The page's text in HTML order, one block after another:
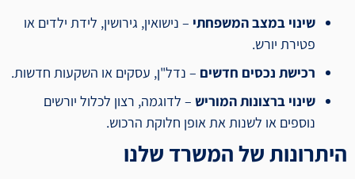
שינוי במצב המשפחתי – נישואין, גירושין, לידת ילדים או
פטירת יורש.
רכישת נכסים חדשים – נדל"ן, עסקים או השקעות חדשות.
שינוי ברצונות המוריש – לדוגמה, רצון לכלול יורשים
נוספים או לשנות את אופן חלוקת הרכוש.
היתרונות של המשרד שלנו